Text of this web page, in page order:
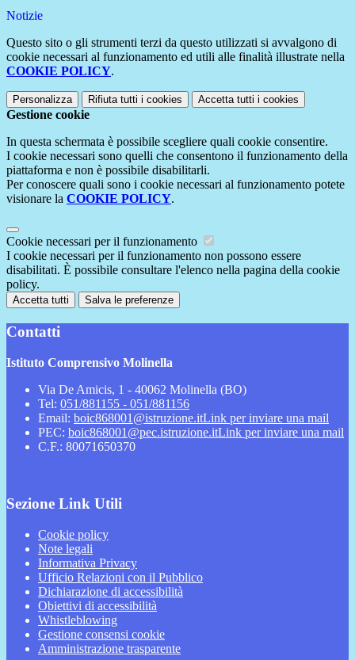
Notizie
Questo sito o gli strumenti terzi da questo utilizzati si avvalgono di
cookie necessari al funzionamento ed utili alle finalità illustrate nella
COOKIE POLICY.
Personalizza Rifiuta tutti i cookies Accetta tutti i cookies
Gestione cookie
In questa schermata è possibile scegliere quali cookie consentire.
I cookie necessari sono quelli che consentono il funzionamento della
piattaforma e non è possibile disabilitarli.
Per conoscere quali sono i cookie necessari al funzionamento potete
visionare la COOKIE POLICY.
Cookie necessari per il funzionamento
I cookie necessari per il funzionamento non possono essere
disabilitati. È possibile consultare l'elenco nella pagina della cookie
policy.
Accetta tutti Salva le preferenze
Contatti
Istituto Comprensivo Molinella
Via De Amicis, 1 - 40062 Molinella (BO)
Tel: 051/881155 - 051/881156
Email: boic868001@istruzione.itLink per inviare una mail
PEC: boic868001@pec.istruzione.itLink per inviare una mail
C.F.: 80071650370
Sezione Link Utili
Cookie policy
Note legali
Informativa Privacy
Ufficio Relazioni con il Pubblico
Dichiarazione di accessibilità
Obiettivi di accessibilità
Whistleblowing
Gestione consensi cookie
Amministrazione trasparente